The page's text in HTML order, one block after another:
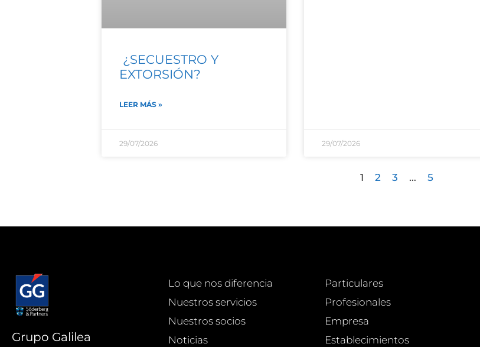
¿SECUESTRO Y
EXTORSIÓN?
LEER MÁS »
29/07/2026 29/07/2026
1 2 3 … 5
Grupo Galilea
Lo que nos diferencia
Nuestros servicios
Nuestros socios
Noticias
Particulares
Profesionales
Empresa
Establecimientos